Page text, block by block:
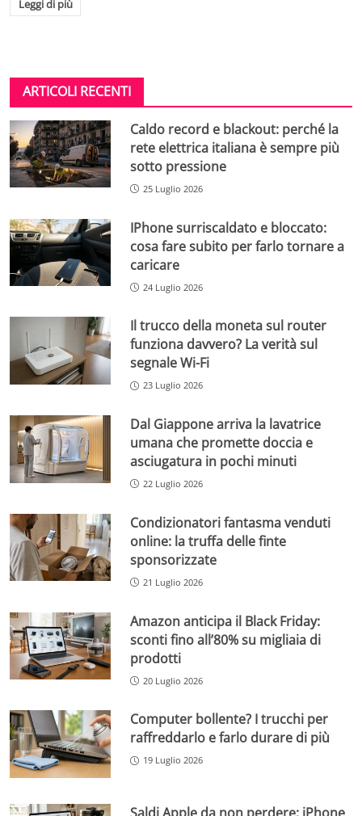
Leggi di più
ARTICOLI RECENTI
Caldo record e blackout: perché la
rete elettrica italiana è sempre più
sotto pressione
25 Luglio 2026
IPhone surriscaldato e bloccato:
cosa fare subito per farlo tornare a
caricare
24 Luglio 2026
Il trucco della moneta sul router
funziona davvero? La verità sul
segnale Wi-Fi
23 Luglio 2026
Dal Giappone arriva la lavatrice
umana che promette doccia e
asciugatura in pochi minuti
22 Luglio 2026
Condizionatori fantasma venduti
online: la truffa delle finte
sponsorizzate
21 Luglio 2026
Amazon anticipa il Black Friday:
sconti fino all’80% su migliaia di
prodotti
20 Luglio 2026
Computer bollente? I trucchi per
raffreddarlo e farlo durare di più
19 Luglio 2026